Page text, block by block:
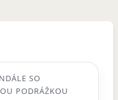
SO
PODRÁŽKOU